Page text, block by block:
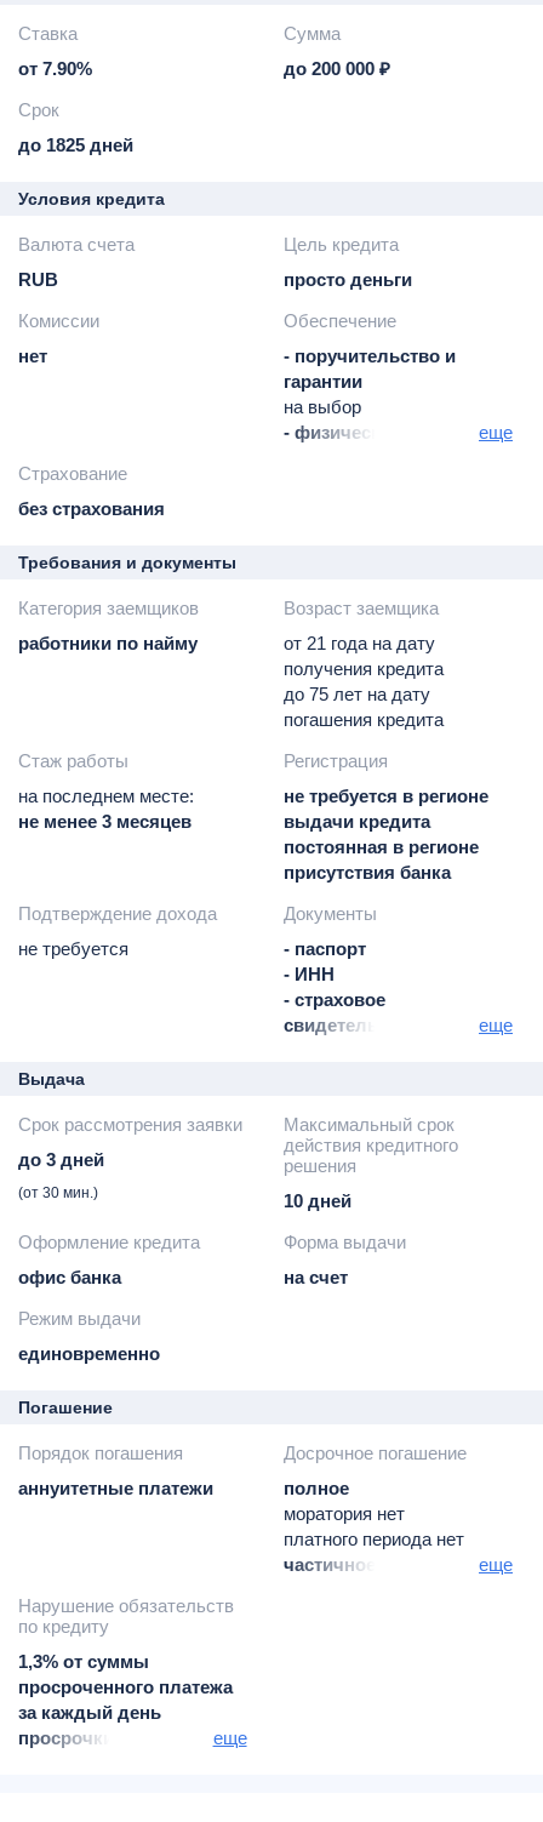
Ставка
от 7.90%
Сумма
до 200 000 ₽
Срок
до 1825 дней
Условия кредита
Валюта счета
RUB
Цель кредита
просто деньги
Комиссии
нет
Обеспечение
- поручительство и
гарантии
на выбор
- физических лиц, какеще
Страхование
без страхования
Требования и документы
Категория заемщиков
работники по найму
Возраст заемщика
от 21 года на дату
получения кредита
до 75 лет на дату
погашения кредита
Стаж работы
на последнем месте:
не менее 3 месяцев
Регистрация
не требуется в регионе
выдачи кредита
постоянная в регионе
присутствия банка
Подтверждение дохода
не требуется
Документы
- паспорт
- ИНН
- страховое
свидетельство гос-го
еще
Выдача
Срок рассмотрения заявки
до 3 дней
(от 30 мин.)
Максимальный срок
действия кредитного
решения
10 дней
Оформление кредита
офис банка
Форма выдачи
на счет
Режим выдачи
единовременно
Погашение
Порядок погашения
аннуитетные платежи
Досрочное погашение
полное
моратория нет
платного периода нет
частичное
еще
Нарушение обязательств
по кредиту
1,3% от суммы
просроченного платежа
за каждый день
просрочки по день
еще